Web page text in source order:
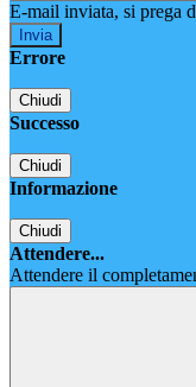
E-mail inviata, si prega
Errore
Chiudi
Successo
Chiudi
Informazione
Chiudi
Attendere...
Attendere il